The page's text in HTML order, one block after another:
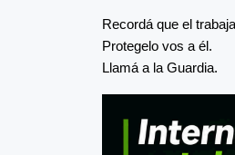
Recordá que el
Protegelo vos a él.
Llamá a la Guardia.